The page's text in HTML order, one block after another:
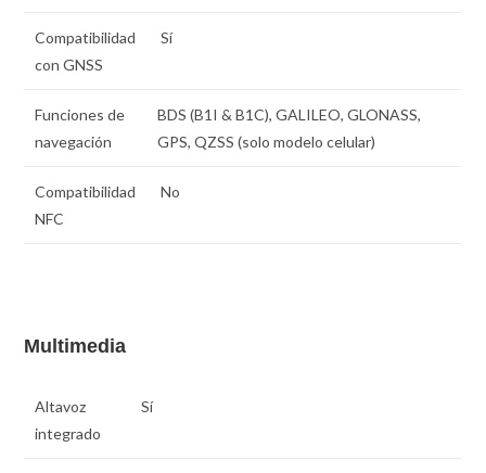
Compatibilidad
con GNSS
Sí
Funciones de
navegación
BDS (B1I & B1C), GALILEO, GLONASS,
GPS, QZSS (solo modelo celular)
Compatibilidad
NFC
No
Multimedia
Altavoz
integrado
Sí